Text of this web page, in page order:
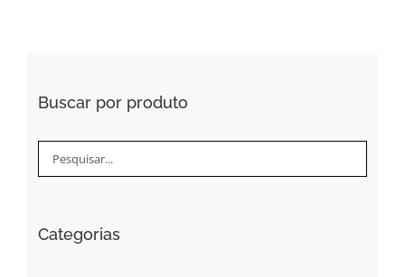
Buscar por produto
Categorias